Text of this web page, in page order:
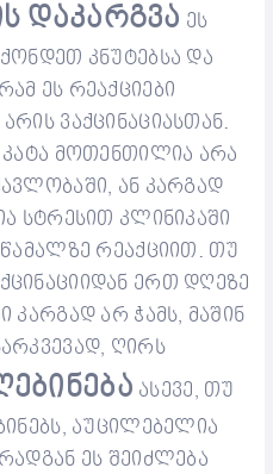
დაკარგვა ეს
კნუტებსა და
ეს რეაქციები
ვაქცინაციასთან.
მოთენთილია არა
, ან კარგად
სტრესით კლინიკაში
რეაქციით. თუ
ერთ დღეზე
კარგად არ ჭამს, მაშინ
ღირს
ასევე, თუ
აუცილებელია
ეს შეიძლება